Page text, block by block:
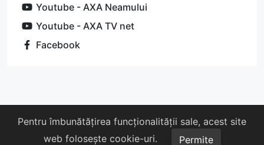
Youtube - AXA Neamului
Youtube - AXA TV net
Facebook
Despre noi Susține-ne
Contact
Copyright © 2026 AXA. Toate drepturile rezervate.
Pentru îmbunătățirea funcționalității sale, acest site
web folosește cookie-uri.
Permite